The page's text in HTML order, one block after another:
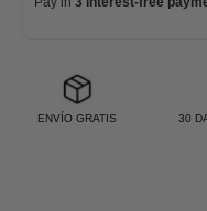
ENVÍO GRATIS 30